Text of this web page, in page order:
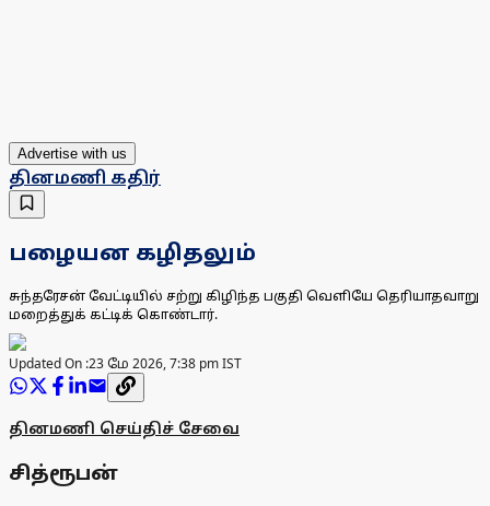
Advertise with us
தினமணி கதிர்
பழையன கழிதலும்
சுந்தரேசன் வேட்டியில் சற்று கிழிந்த பகுதி வெளியே தெரியாதவாறு
மறைத்துக் கட்டிக் கொண்டார்.
Updated On :23 மே 2026, 7:38 pm IST
தினமணி செய்திச் சேவை
சித்ரூபன்